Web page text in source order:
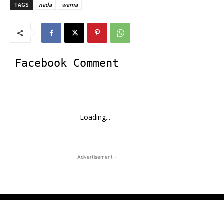
TAGS nada warna
Facebook Comment
Loading...
- Advertisement -